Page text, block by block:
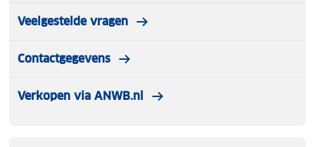
Veelgestelde vragen
Contactgegevens
Verkopen via ANWB.nl